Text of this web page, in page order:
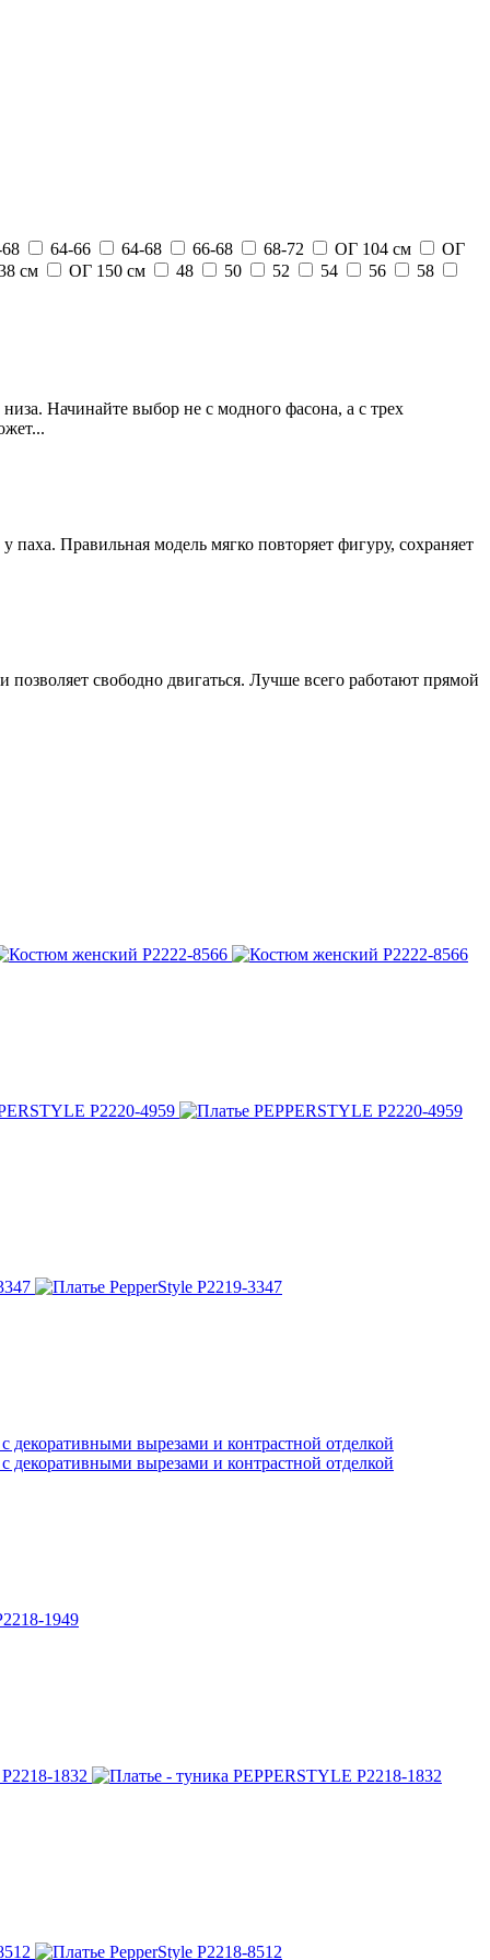
64-66 64-68 66-68 68-72 ОГ 104 см
ОГ
см
ОГ 150 см 48 50 52 54 56 58
Начинайте выбор не с модного фасона, а с трех
Правильная модель мягко повторяет фигуру, сохраняет
позволяет свободно двигаться. Лучше всего работают прямой